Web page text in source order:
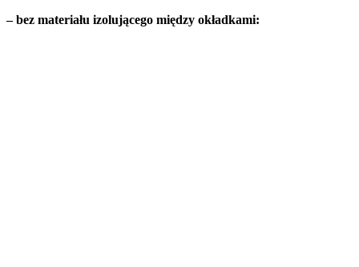
– bez materiału izolującego między okładkami: